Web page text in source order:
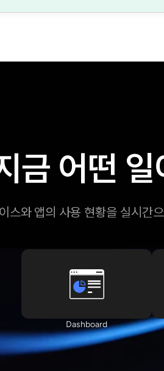
금 어떤
스와 앱의 사용 현황을 실시간
Dashboard